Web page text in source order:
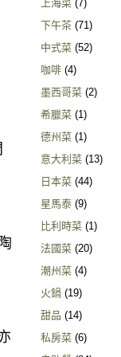
上海菜 (7)
下午茶 (71)
中式菜 (52)
咖啡 (4)
墨西哥菜 (2)
希臘菜 (1)
德州菜 (1)
意大利菜 (13)
日本菜 (44)
星馬泰 (9)
比利時菜 (1)
法國菜 (20)
潮州菜 (4)
火鍋 (19)
甜品 (14)
私房菜 (6)